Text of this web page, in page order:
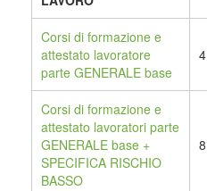
Corsi di formazione e
attestato lavoratore
parte GENERALE base
4
Corsi di formazione e
attestato lavoratori parte
GENERALE base +
SPECIFICA RISCHIO
BASSO
8